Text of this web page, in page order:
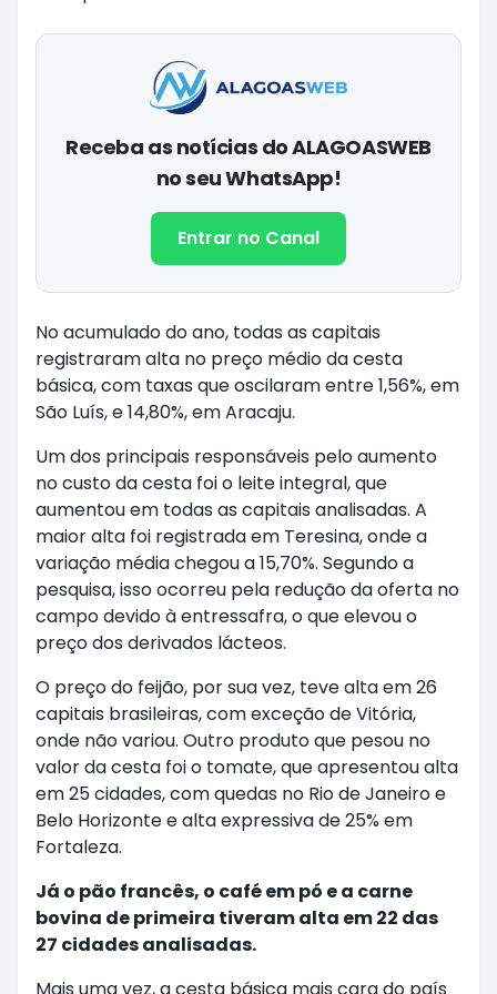
Receba as notícias do ALAGOASWEB
no seu WhatsApp!
Entrar no Canal
No acumulado do ano, todas as capitais
registraram alta no preço médio da cesta
básica, com taxas que oscilaram entre 1,56%, em
São Luís, e 14,80%, em Aracaju.
Um dos principais responsáveis pelo aumento
no custo da cesta foi o leite integral, que
aumentou em todas as capitais analisadas. A
maior alta foi registrada em Teresina, onde a
variação média chegou a 15,70%. Segundo a
pesquisa, isso ocorreu pela redução da oferta no
campo devido à entressafra, o que elevou o
preço dos derivados lácteos.
O preço do feijão, por sua vez, teve alta em 26
capitais brasileiras, com exceção de Vitória,
onde não variou. Outro produto que pesou no
valor da cesta foi o tomate, que apresentou alta
em 25 cidades, com quedas no Rio de Janeiro e
Belo Horizonte e alta expressiva de 25% em
Fortaleza.
Já o pão francês, o café em pó e a carne
bovina de primeira tiveram alta em 22 das
27 cidades analisadas.
Mais uma vez, a cesta básica mais cara do país